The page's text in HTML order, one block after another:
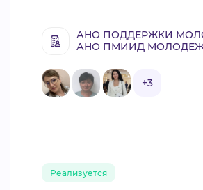
АНО ПОДДЕРЖКИ
АНО ПМИИД
+3
Реализуется